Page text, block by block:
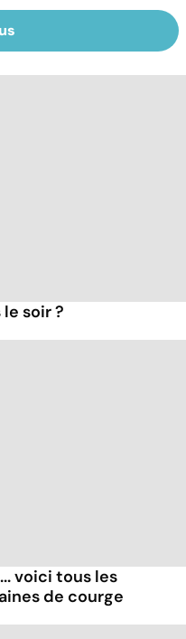
soir ?
voici tous les
de courge